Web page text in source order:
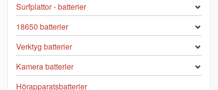
Surfplattor - batterier
18650 batterier
Verktyg batterier
Kamera batterier
Hörapparatsbatterier